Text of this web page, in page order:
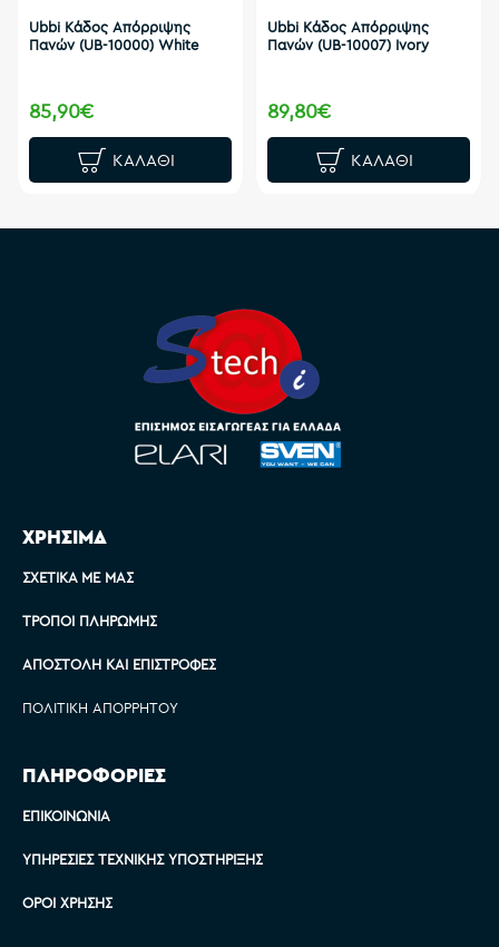
Ubbi Κάδος Απόρριψης
Πανών (UB-10000) White
85,90€
ΚΑΛΆΘΙ
Ubbi Κάδος Απόρριψης
Πανών (UB-10007) Ivory
89,80€
ΚΑΛΆΘΙ
ΧΡΗΣΙΜΑ
ΣΧΕΤΙΚΆ ΜΕ ΜΑΣ
ΤΡΌΠΟΙ ΠΛΗΡΩΜΉΣ
ΑΠΟΣΤΟΛΉ ΚΑΙ ΕΠΙΣΤΡΟΦΈΣ
ΠΟΛΙΤΙΚΉ ΑΠΟΡΡΉΤΟΥ
ΠΛΗΡΟΦΟΡΙΕΣ
ΕΠΙΚΟΙΝΩΝΊΑ
ΥΠΗΡΕΣΊΕΣ ΤΕΧΝΙΚΉΣ ΥΠΟΣΤΉΡΙΞΗΣ
ΌΡΟΙ ΧΡΉΣΗΣ